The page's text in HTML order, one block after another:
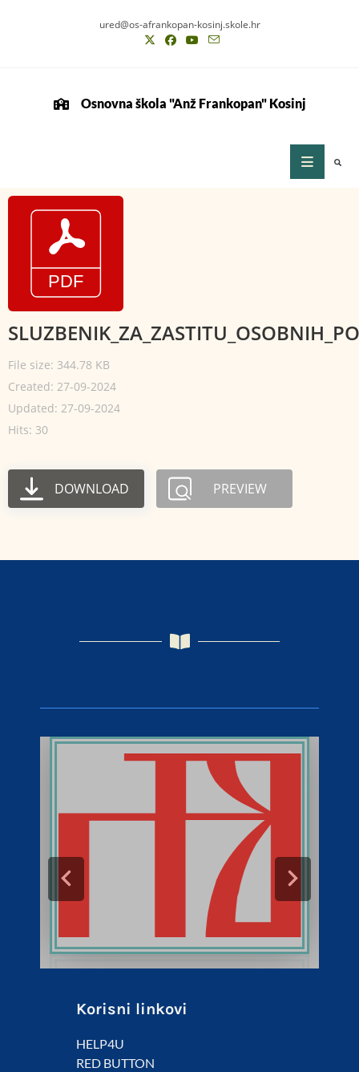
ured@os-afrankopan-kosinj.skole.hr
Osnovna škola "Anž Frankopan" Kosinj
File size: 344.78 KB
Created: 27-09-2024
Updated: 27-09-2024
Hits: 30
DOWNLOAD PREVIEW
Korisni linkovi
HELP4U
RED BUTTON